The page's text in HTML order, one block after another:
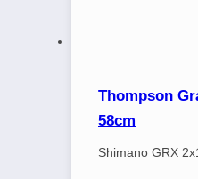
Thompson
58cm
Shimano GRX